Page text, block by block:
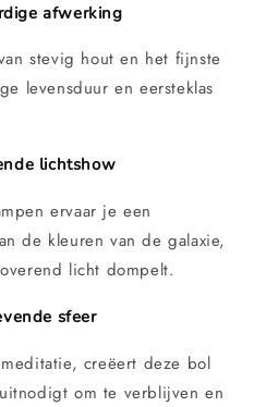
afwerking
stevig hout en het fijnste
levensduur en eersteklas
lichtshow
ervaar je een
de kleuren van de galaxie,
licht dompelt.
sfeer
creëert deze bol
om te verblijven en